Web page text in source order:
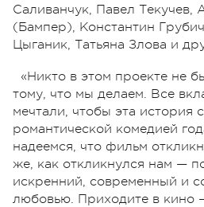
Саливанчук, Павел Текучев,
(Бампер), Константин
Цыганик, Татьяна Злова и
«Никто в этом проекте не
тому, что мы делаем. Все
мечтали, чтобы эта история
романтической комедией
надеемся, что фильм
же, как откликнулся нам —
искренний, современный и
любовью. Приходите в кино